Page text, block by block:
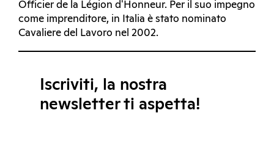
Officier de la Légion d'Honneur. Per il suo impegno
come imprenditore, in Italia è stato nominato
Cavaliere del Lavoro nel 2002.
Iscriviti, la nostra
newsletter ti aspetta!